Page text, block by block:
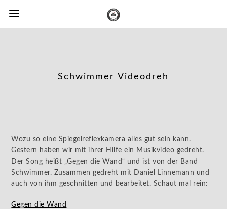
Schwimmer Videodreh
Wozu so eine Spiegelreflexkamera alles gut sein kann.
Gestern haben wir mit ihrer Hilfe ein Musikvideo gedreht.
Der Song heißt „Gegen die Wand“ und ist von der Band
Schwimmer. Zusammen gedreht mit Daniel Linnemann und
auch von ihm geschnitten und bearbeitet. Schaut mal rein:
Gegen die Wand